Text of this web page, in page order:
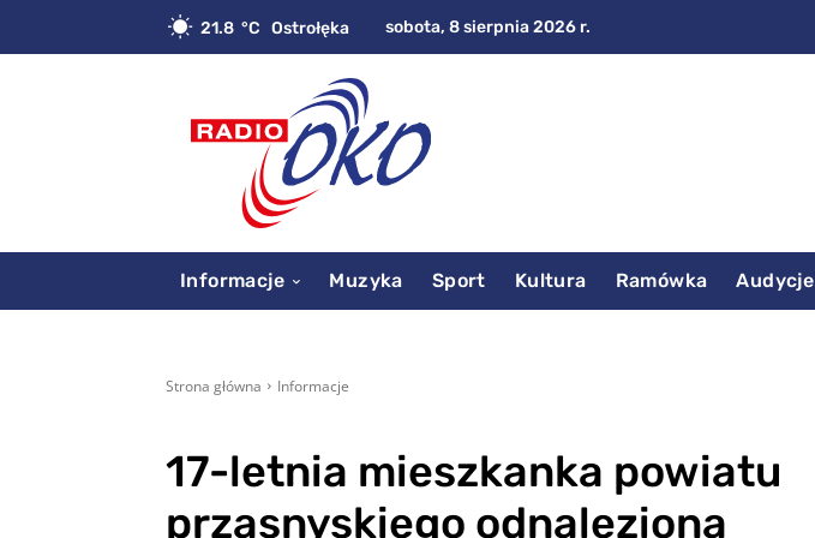
21.8 C Ostrołęka sobota, 8 sierpnia 2026 r.
Informacje Muzyka Sport Kultura Ramówka Audycje
Strona główna Informacje
17-letnia mieszkanka powiatu
przasnyskiego odnaleziona